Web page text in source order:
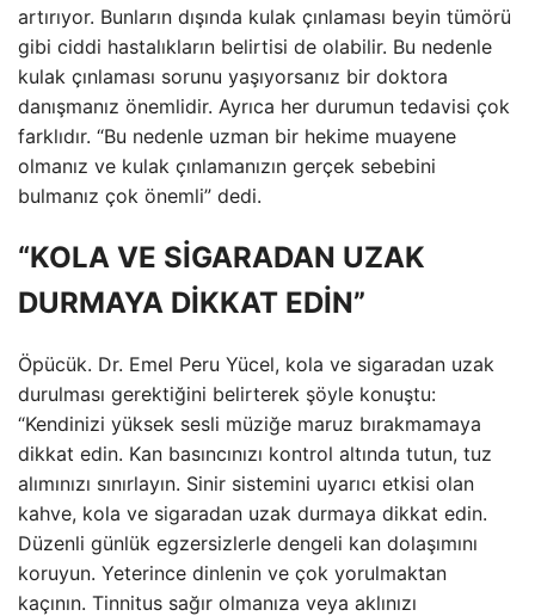
artırıyor. Bunların dışında kulak çınlaması beyin tümörü
gibi ciddi hastalıkların belirtisi de olabilir. Bu nedenle
kulak çınlaması sorunu yaşıyorsanız bir doktora
danışmanız önemlidir. Ayrıca her durumun tedavisi çok
farklıdır. “Bu nedenle uzman bir hekime muayene
olmanız ve kulak çınlamanızın gerçek sebebini
bulmanız çok önemli” dedi.
“KOLA VE SİGARADAN UZAK
DURMAYA DİKKAT EDİN”
Öpücük. Dr. Emel Peru Yücel, kola ve sigaradan uzak
durulması gerektiğini belirterek şöyle konuştu:
“Kendinizi yüksek sesli müziğe maruz bırakmamaya
dikkat edin. Kan basıncınızı kontrol altında tutun, tuz
alımınızı sınırlayın. Sinir sistemini uyarıcı etkisi olan
kahve, kola ve sigaradan uzak durmaya dikkat edin.
Düzenli günlük egzersizlerle dengeli kan dolaşımını
koruyun. Yeterince dinlenin ve çok yorulmaktan
kaçının. Tinnitus sağır olmanıza veya aklınızı